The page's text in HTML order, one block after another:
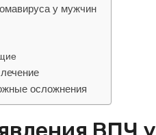
у мужчин
осложнения